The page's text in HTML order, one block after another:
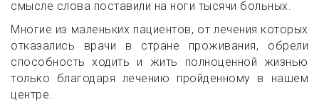
смысле слова поставили на ноги тысячи больных.
Многие из маленьких пациентов, от лечения которых
отказались врачи в стране проживания, обрели
способность ходить и жить полноценной жизнью
только благодаря лечению пройденному в нашем
центре.